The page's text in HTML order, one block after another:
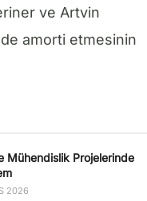
ve Artvin
amorti etmesinin
Mühendislik Projelerinde
2026